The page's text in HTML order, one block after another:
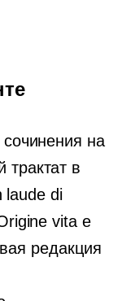
на
в
laude di
vita е
редакция